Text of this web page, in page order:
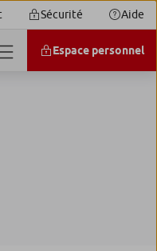
Sécurité Aide
Espace personnel